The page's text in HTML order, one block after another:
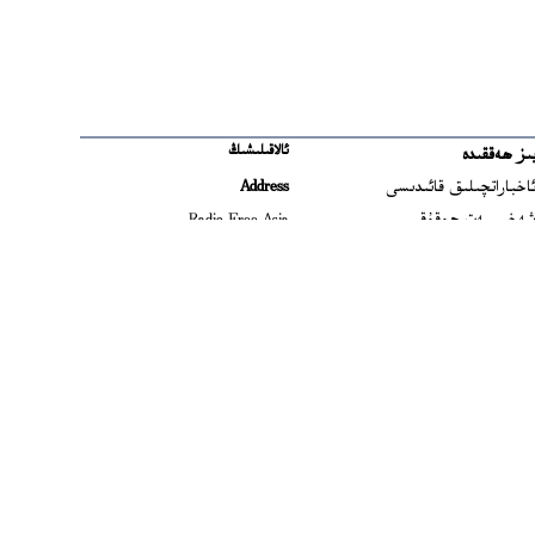
ھەققىدە
ئاخباراتچىلىق قائىدىسى
شەخسىيەت ھوقۇقى
ئالاقىلىشىڭ
Address
Radio Free Asia